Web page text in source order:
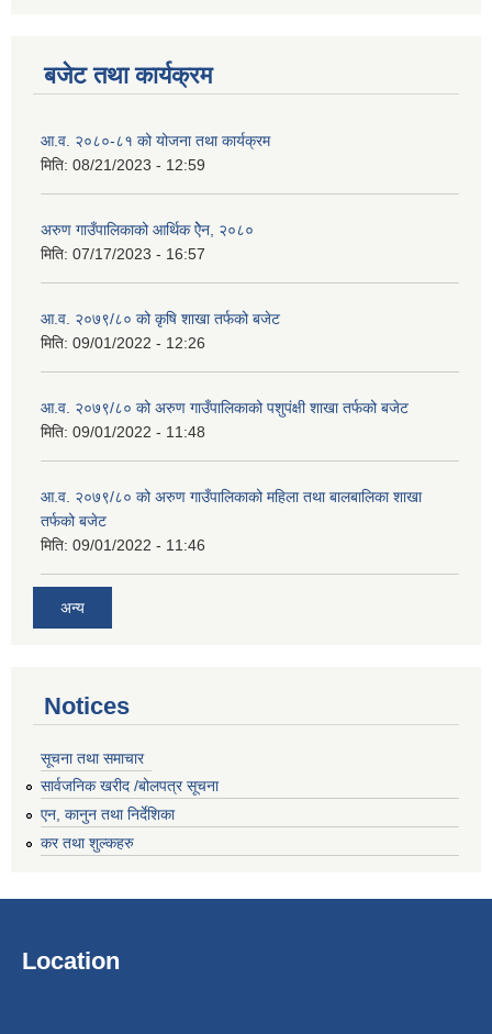
बजेट तथा कार्यक्रम
आ.व. २०८०-८१ को योजना तथा कार्यक्रम
मिति: 08/21/2023 - 12:59
अरुण गाउँपालिकाको आर्थिक ऐेन, २०८०
मिति: 07/17/2023 - 16:57
आ.व. २०७९/८० को कृषि शाखा तर्फको बजेट
मिति: 09/01/2022 - 12:26
आ.व. २०७९/८० को अरुण गाउँपालिकाको पशुपंक्षी शाखा तर्फको बजेट
मिति: 09/01/2022 - 11:48
आ.व. २०७९/८० को अरुण गाउँपालिकाको महिला तथा बालबालिका शाखा
तर्फको बजेट
मिति: 09/01/2022 - 11:46
अन्य
Notices
सूचना तथा समाचार
सार्वजनिक खरीद /बोलपत्र सूचना
एन, कानुन तथा निर्देशिका
कर तथा शुल्कहरु
Location